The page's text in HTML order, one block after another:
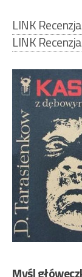
LINK
LINK
Myśl